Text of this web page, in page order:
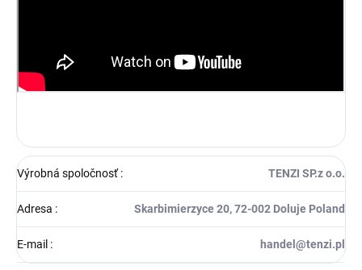
Výrobná spoločnosť: TENZI SP.z o.o.
Adresa : Skarbimierzyce 20, 72-002 Doluje Poland
E-mail : handel@tenzi.pl